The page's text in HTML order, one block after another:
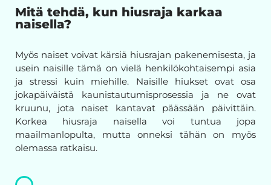
Mitä tehdä, kun hiusraja karkaa
naisella?
Myös naiset voivat kärsiä hiusrajan pakenemisesta, ja
usein naisille tämä on vielä henkilökohtaisempi asia
ja stressi kuin miehille. Naisille hiukset ovat osa
jokapäiväistä kaunistautumisprosessia ja ne ovat
kruunu, jota naiset kantavat päässään päivittäin.
Korkea hiusraja naisella voi tuntua jopa
maailmanlopulta, mutta onneksi tähän on myös
olemassa ratkaisu.